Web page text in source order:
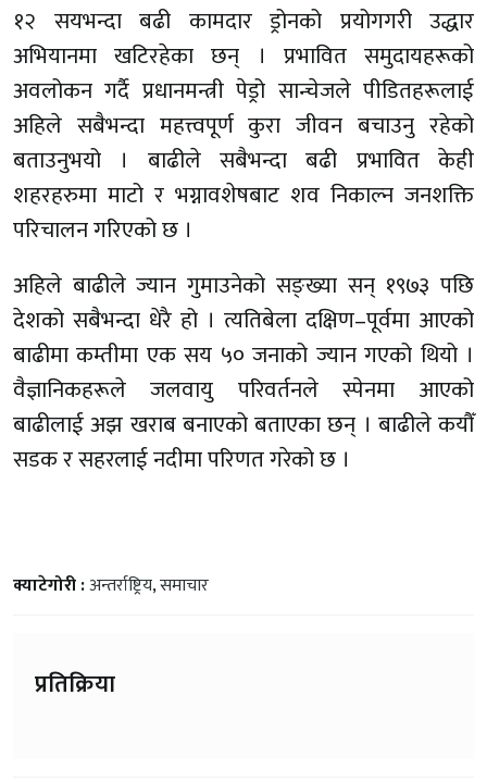
१२ सयभन्दा बढी कामदार ड्रोनको प्रयोगगरी उद्धार
अभियानमा खटिरहेका छन् । प्रभावित समुदायहरूको
अवलोकन गर्दै प्रधानमन्त्री पेड्रो सान्चेजले पीडितहरूलाई
अहिले सबैभन्दा महत्त्वपूर्ण कुरा जीवन बचाउनु रहेको
बताउनुभयो । बाढीले सबैभन्दा बढी प्रभावित केही
शहरहरुमा माटो र भग्नावशेषबाट शव निकाल्न जनशक्ति
परिचालन गरिएको छ ।
अहिले बाढीले ज्यान गुमाउनेको सङ्ख्या सन् १९७३ पछि
देशको सबैभन्दा धेरै हो । त्यतिबेला दक्षिण–पूर्वमा आएको
बाढीमा कम्तीमा एक सय ५० जनाको ज्यान गएको थियो ।
वैज्ञानिकहरूले जलवायु परिवर्तनले स्पेनमा आएको
बाढीलाई अझ खराब बनाएको बताएका छन् । बाढीले कयौँ
सडक र सहरलाई नदीमा परिणत गरेको छ ।
क्याटेगोरी :अन्तर्राष्ट्रिय,समाचार
प्रतिक्रिया